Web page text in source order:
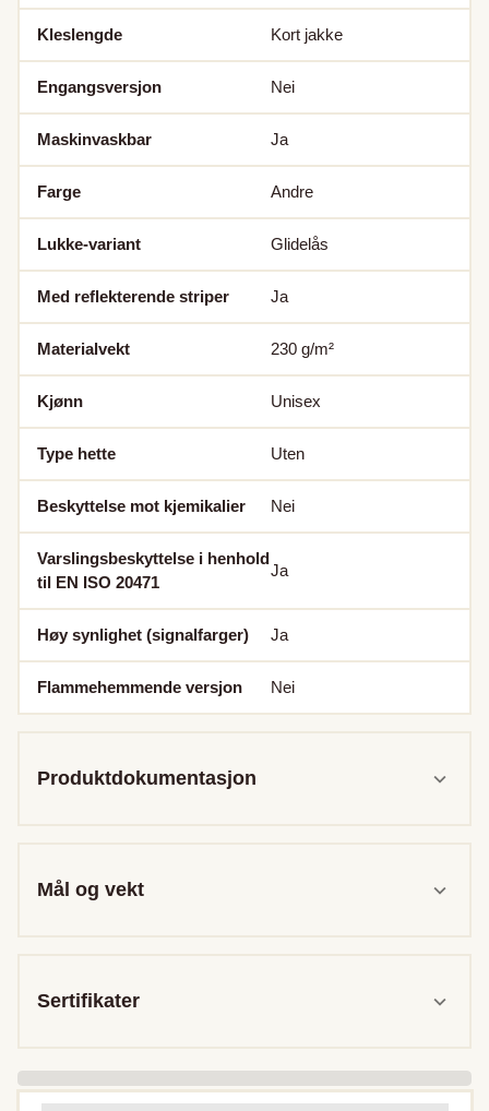
Kleslengde Kort jakke
Engangsversjon Nei
Maskinvaskbar Ja
Farge Andre
Lukke-variant Glidelås
Med reflekterende striper Ja
Materialvekt 230 g/m²
Kjønn Unisex
Type hette Uten
Beskyttelse mot kjemikalier Nei
Varslingsbeskyttelse i henhold
til EN ISO 20471
Ja
Høy synlighet (signalfarger) Ja
Flammehemmende versjon Nei
Produktdokumentasjon
Mål og vekt
Sertifikater